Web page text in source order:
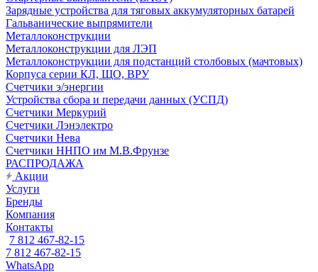
Зарядные устройства для тяговых аккумуляторных батарей
Гальванические выпрямители
Металлоконструкции
Металлоконструкции для ЛЭП
Металлоконструкции для подстанций столбовых (мачтовых)
Корпуса серии КЛ, ЩО, ВРУ
Счетчики э/энергии
Устройства сбора и передачи данных (УСПД)
Счетчики Меркурий
Счетчики Лэнэлектро
Счетчики Нева
Счетчики ННПО им М.В.Фрунзе
РАСПРОДАЖА
Акции
Услуги
Бренды
Компания
Контакты
7 812 467-82-15
7 812 467-82-15
WhatsApp